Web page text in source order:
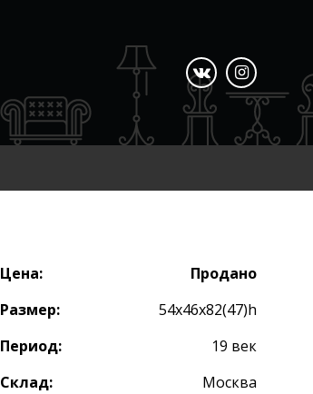
Цена:
Продано
Размер:
54х46х82(47)h
Период:
19 век
Склад:
Москва